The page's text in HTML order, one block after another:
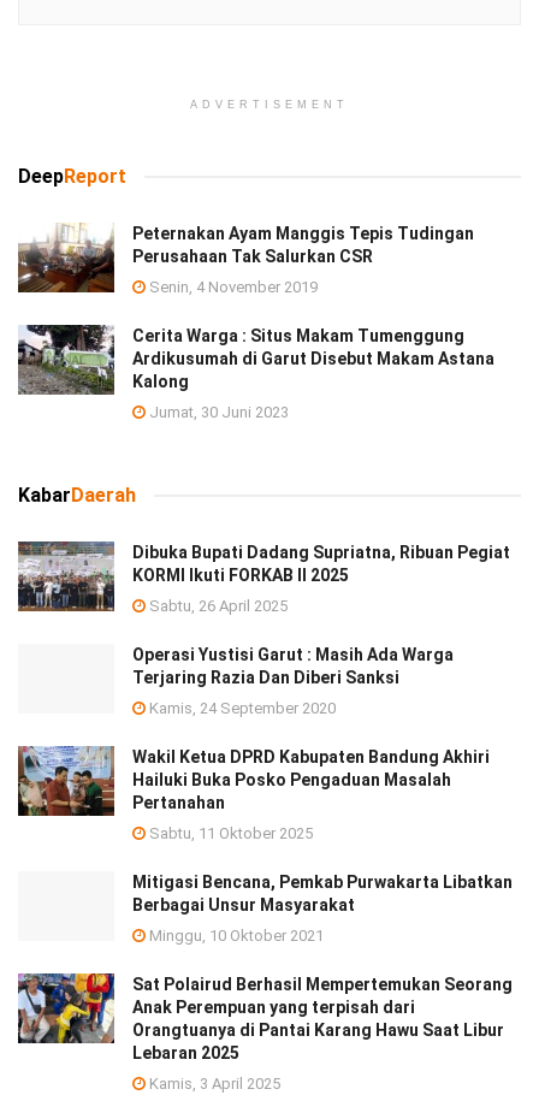
ADVERTISEMENT
DeepReport
Peternakan Ayam Manggis Tepis Tudingan
Perusahaan Tak Salurkan CSR
Senin, 4 November 2019
Cerita Warga : Situs Makam Tumenggung
Ardikusumah di Garut Disebut Makam Astana
Kalong
Jumat, 30 Juni 2023
Kabar Daerah
Dibuka Bupati Dadang Supriatna, Ribuan Pegiat
KORMI Ikuti FORKAB II 2025
Sabtu, 26 April 2025
Operasi Yustisi Garut : Masih Ada Warga
Terjaring Razia Dan Diberi Sanksi
Kamis, 24 September 2020
Wakil Ketua DPRD Kabupaten Bandung Akhiri
Hailuki Buka Posko Pengaduan Masalah
Pertanahan
Sabtu, 11 Oktober 2025
Mitigasi Bencana, Pemkab Purwakarta Libatkan
Berbagai Unsur Masyarakat
Minggu, 10 Oktober 2021
Sat Polairud Berhasil Mempertemukan Seorang
Anak Perempuan yang terpisah dari
Orangtuanya di Pantai Karang Hawu Saat Libur
Lebaran 2025
Kamis, 3 April 2025